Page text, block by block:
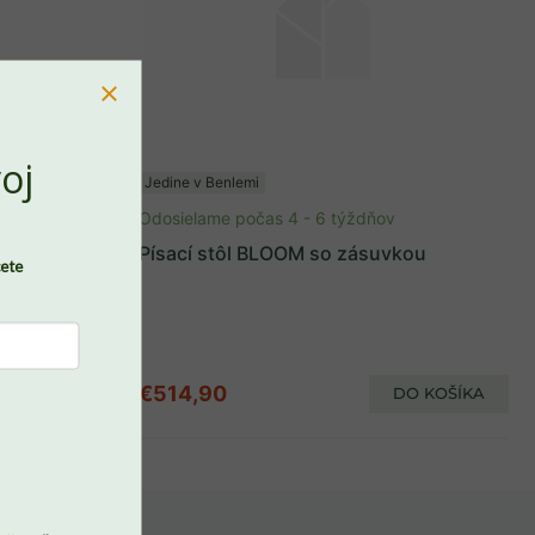
SIMONE
Jedine v Benlemi
Písací stôl BLOOM so zásuvkou
Odosielame počas 4 - 6 týždňov
€514,90 DO KOŠÍKA
PREJSŤ DO KOŠÍKA